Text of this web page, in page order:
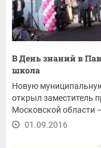
В День знаний в
школа
Новую
открыл заместитель
Московской области
01.09.2016